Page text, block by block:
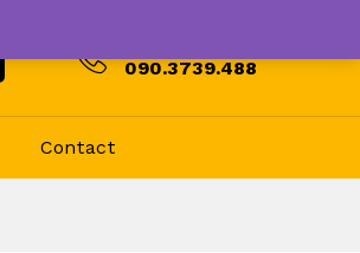
090.3739.488
Contact